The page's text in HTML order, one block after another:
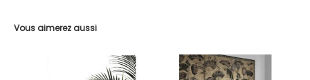
Vous aimerez aussi